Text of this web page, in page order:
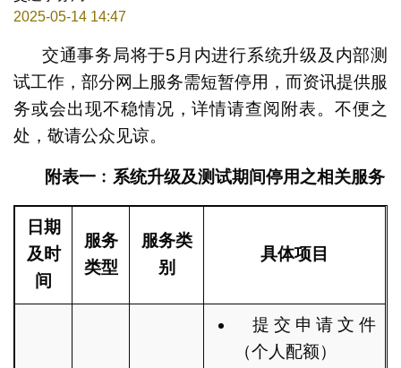
2025-05-14 14:47
交通事务局将于5月内进行系统升级及内部测
试工作，部分网上服务需短暂停用，而资讯提供服
务或会出现不稳情况，详情请查阅附表。不便之
处，敬请公众见谅。
附表一 ﹕系统升级及测试期间停用之相关服务
日期
及时
间
服务
类型
服务类
别
具体项目
提交申请文件
（个人配额）